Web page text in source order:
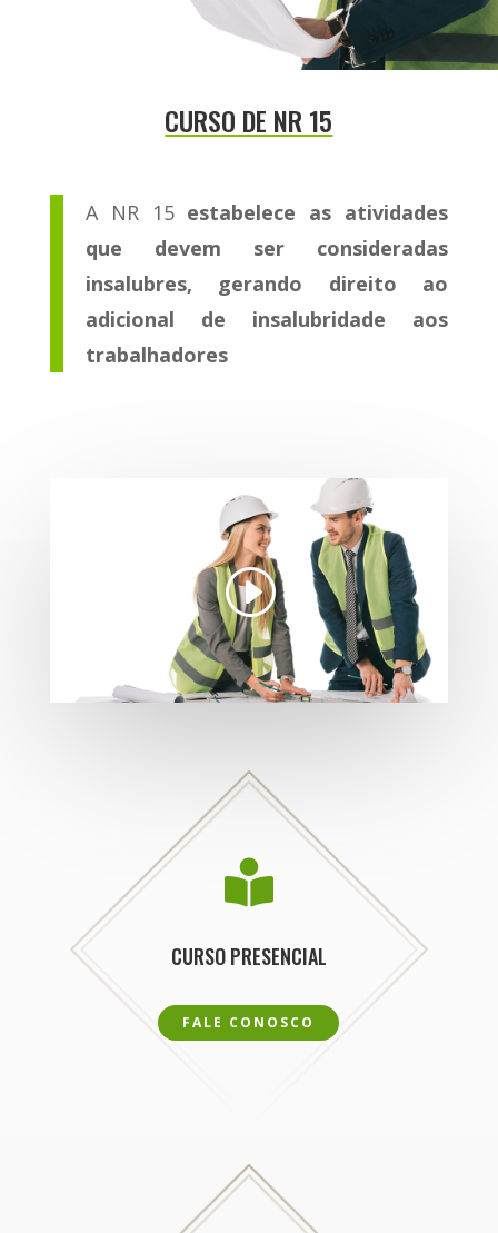
CURSO DE NR 15
A NR 15 estabelece as atividades
que devem ser consideradas
insalubres, gerando direito ao
adicional de insalubridade aos
trabalhadores

CURSO PRESENCIAL
FALE CONOSCO